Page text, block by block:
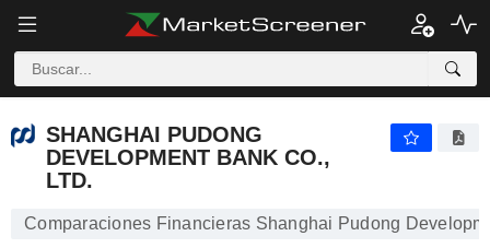
SHANGHAI PUDONG
DEVELOPMENT BANK CO.,
LTD.
Comparaciones Financieras Shanghai Pudong